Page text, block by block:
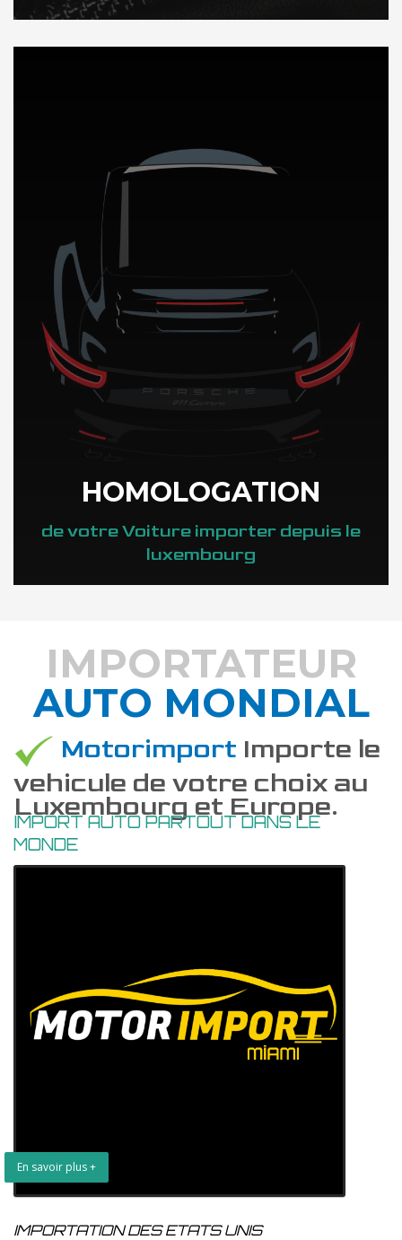
DÉCOUVREZ NOTRE IMPORTATION AUTO au Luxembourg
HOMOLOGATION
de votre Voiture importer depuis le
luxembourg
DÉCOUVREZ COMMENT
IMPORTATEUR
AUTO MONDIAL
Motorimport Importe le
vehicule de votre choix au
Luxembourg et Europe.
IMPORT AUTO PARTOUT DANS LE
MONDE
En savoir plus +
IMPORTATION DES ETATS UNIS